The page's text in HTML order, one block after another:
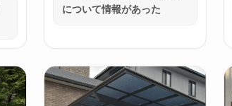
について情報があった